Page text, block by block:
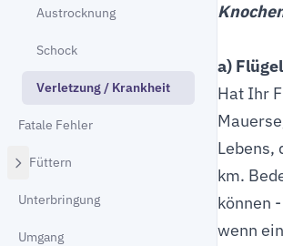
Austrocknung
Schock
Verletzung / Krankheit
Fatale Fehler
Füttern
Unterbringung
Umgang
a) Flügel
Hat Ihr
Lebens,
km.
können
wenn